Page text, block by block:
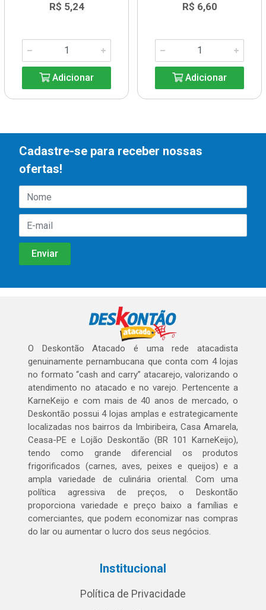
R$ 5,24
Adicionar
R$ 6,60
Adicionar
Cadastre-se para receber nossas
ofertas!
O Deskontão Atacado é uma rede atacadista
genuinamente pernambucana que conta com 4 lojas
no formato “cash and carry” atacarejo, valorizando o
atendimento no atacado e no varejo. Pertencente a
KarneKeijo e com mais de 40 anos de mercado, o
Deskontão possui 4 lojas amplas e estrategicamente
localizadas nos bairros da Imbiribeira, Casa Amarela,
Ceasa-PE e Lojão Deskontão (BR 101 KarneKeijo),
tendo como grande diferencial os produtos
frigorificados (carnes, aves, peixes e queijos) e a
ampla variedade de culinária oriental. Com uma
política agressiva de preços, o Deskontão
proporciona variedade e preço baixo a famílias e
comerciantes, que podem economizar nas compras
do lar ou aumentar o lucro dos seus negócios.
Institucional
Política de Privacidade